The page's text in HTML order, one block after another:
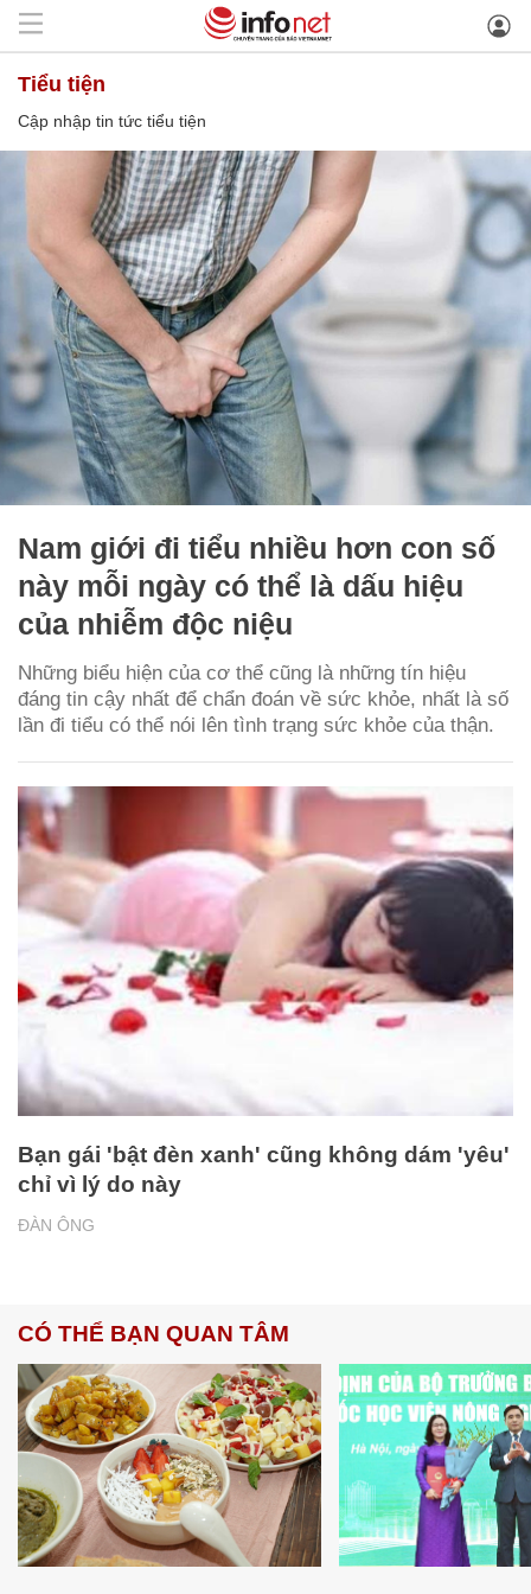
tiểu tiện
Cập nhập tin tức tiểu tiện
Nam giới đi tiểu nhiều hơn con số
này mỗi ngày có thể là dấu hiệu
của nhiễm độc niệu
Những biểu hiện của cơ thể cũng là những tín hiệu
đáng tin cậy nhất để chẩn đoán về sức khỏe, nhất là số
lần đi tiểu có thể nói lên tình trạng sức khỏe của thận.
ĐÀN ÔNG
Bạn gái 'bật đèn xanh' cũng không dám 'yêu'
chỉ vì lý do này
CÓ THỂ BẠN QUAN TÂM